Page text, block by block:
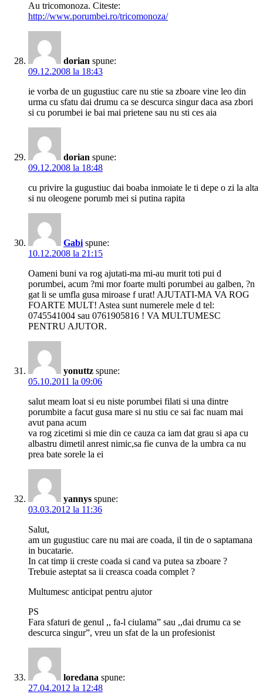
Au tricomonoza. Citeste:
http://www.porumbei.ro/tricomonoza/
dorian spune:
09.12.2008 la 18:43
ie vorba de un gugustiuc care nu stie sa zboare vine leo din
urma cu sfatu dai drumu ca se descurca singur daca asa zbori
si cu porumbei ie bai mai prietene sau nu sti ces aia
dorian spune:
09.12.2008 la 18:48
cu privire la gugustiuc dai boaba inmoiate le ti depe o zi la alta
si nu oleogene porumb mei si putina rapita
Gabi spune:
10.12.2008 la 21:15
Oameni buni va rog ajutati-ma mi-au murit toti pui d
porumbei, acum ?mi mor foarte multi porumbei au galben, ?n
gat li se umfla gusa miroase f urat! AJUTATI-MA VA ROG
FOARTE MULT! Astea sunt numerele mele d tel:
0745541004 sau 0761905816 ! VA MULTUMESC
PENTRU AJUTOR.
yonuttz spune:
05.10.2011 la 09:06
salut meam loat si eu niste porumbei filati si una dintre
porumbite a facut gusa mare si nu stiu ce sai fac nuam mai
avut pana acum
va rog zicetimi si mie din ce cauza ca iam dat grau si apa cu
albastru dimetil anrest nimic,sa fie cunva de la umbra ca nu
prea bate sorele la ei
yannys spune:
03.03.2012 la 11:36
Salut,
am un gugustiuc care nu mai are coada, il tin de o saptamana
in bucatarie.
In cat timp ii creste coada si cand va putea sa zboare ?
Trebuie asteptat sa ii creasca coada complet ?
Multumesc anticipat pentru ajutor
PS
Fara sfaturi de genul ,, fa-l ciulama” sau ,,dai drumu ca se
descurca singur”, vreu un sfat de la un profesionist
loredana spune:
27.04.2012 la 12:48